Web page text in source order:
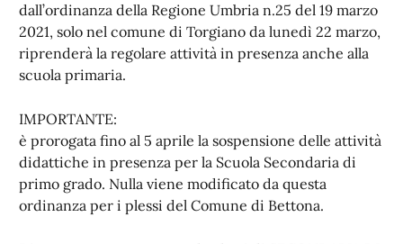
dall’ordinanza della Regione Umbria n.25 del 19 marzo
2021, solo nel comune di Torgiano da lunedì 22 marzo,
riprenderà la regolare attività in presenza anche alla
scuola primaria.
IMPORTANTE:
è prorogata fino al 5 aprile la sospensione delle attività
didattiche in presenza per la Scuola Secondaria di
primo grado. Nulla viene modificato da questa
ordinanza per i plessi del Comune di Bettona.